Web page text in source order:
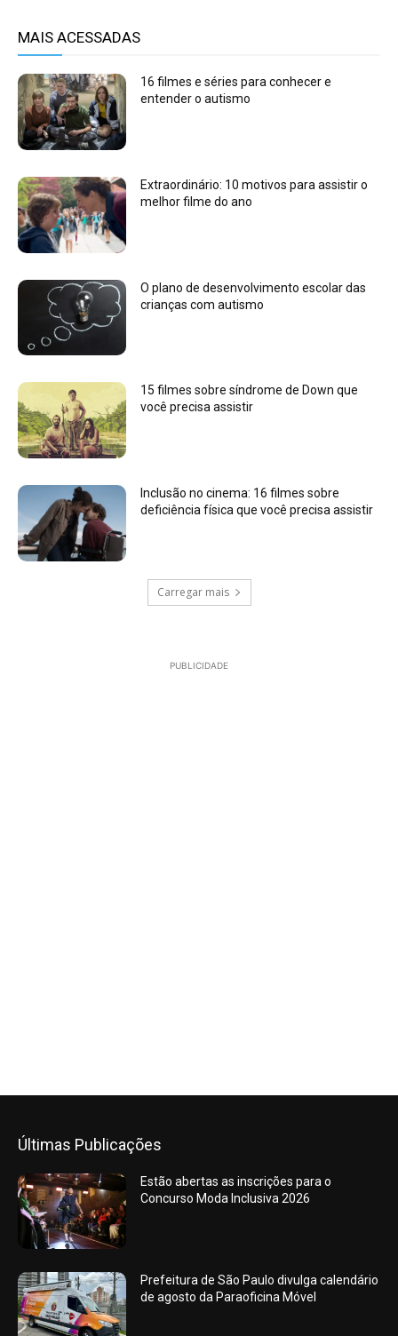
MAIS ACESSADAS
16 filmes e séries para conhecer e
entender o autismo
Extraordinário: 10 motivos para assistir o
melhor filme do ano
O plano de desenvolvimento escolar das
crianças com autismo
15 filmes sobre síndrome de Down que
você precisa assistir
Inclusão no cinema: 16 filmes sobre
deficiência física que você precisa assistir
Carregar mais
PUBLICIDADE
Últimas Publicações
Estão abertas as inscrições para o
Concurso Moda Inclusiva 2026
Prefeitura de São Paulo divulga calendário
de agosto da Paraoficina Móvel